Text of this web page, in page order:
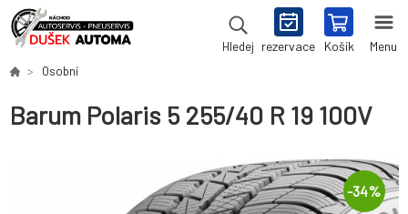
Hledej rezervace Košík Menu
Osobní
Barum Polaris 5 255/40 R 19 100V
-34%